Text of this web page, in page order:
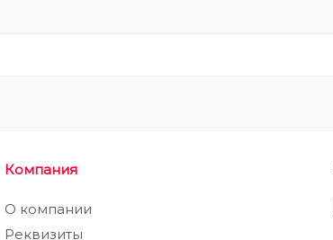
Компания
О компании
Реквизиты